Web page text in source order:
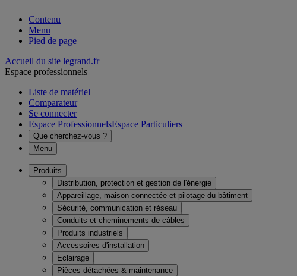
Contenu
Menu
Pied de page
Accueil du site legrand.fr
Espace professionnels
Liste de matériel
Comparateur
Se connecter
Espace ProfessionnelsEspace Particuliers
Que cherchez-vous ?
Menu
Produits
Distribution, protection et gestion de l'énergie
Appareillage, maison connectée et pilotage du bâtiment
Sécurité, communication et réseau
Conduits et cheminements de câbles
Produits industriels
Accessoires d'installation
Eclairage
Pièces détachées & maintenance